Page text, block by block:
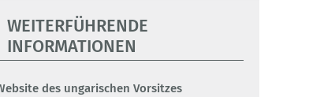
WEITERFÜHRENDE
INFORMATIONEN
des ungarischen Vorsitzes